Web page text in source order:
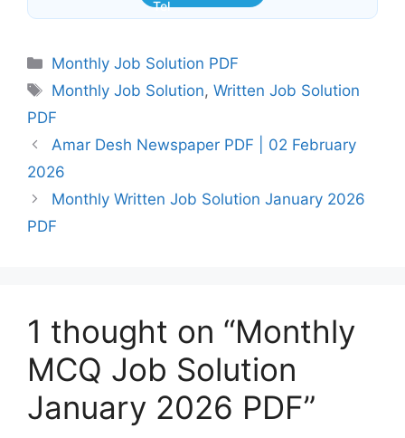
Categories
Monthly Job Solution PDF
Tags
Monthly Job Solution,Written Job Solution
PDF
Amar Desh Newspaper PDF | 02 February
2026
Monthly Written Job Solution January 2026
PDF
1 thought on “Monthly
MCQ Job Solution
January 2026 PDF”